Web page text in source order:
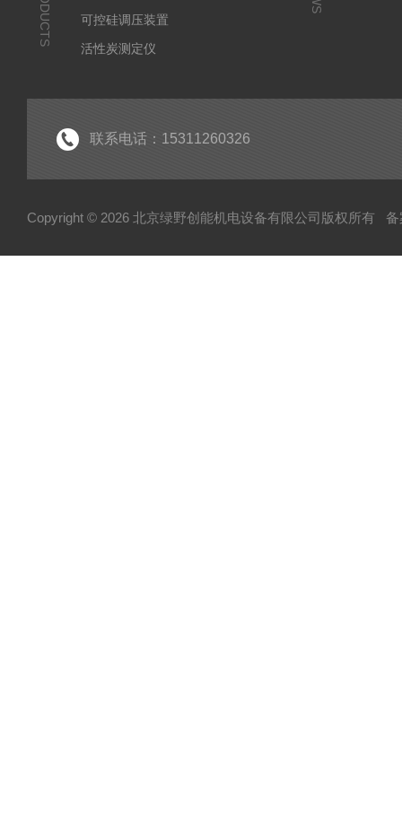
可控硅调压装置
活性炭测定仪
联系电话：15311260326
Copyright © 2026 北京绿野创能机电设备有限公司版权所有 备